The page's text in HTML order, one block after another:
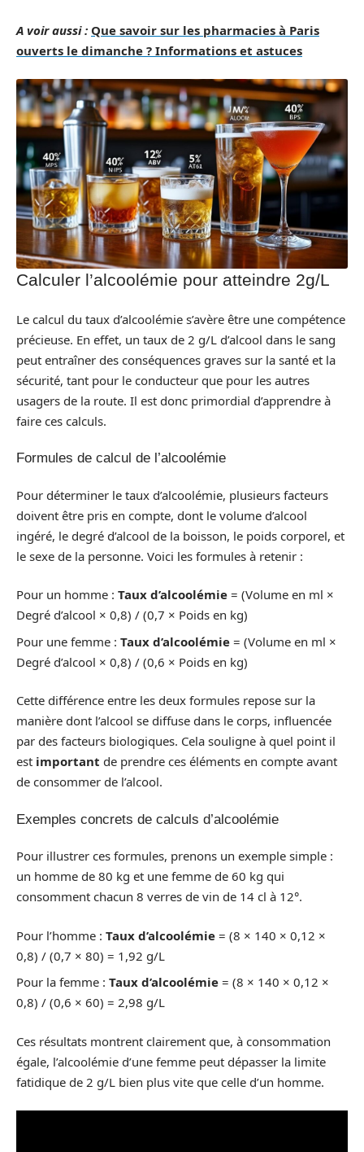
A voir aussi : Que savoir sur les pharmacies à Paris
ouverts le dimanche ? Informations et astuces
Calculer l’alcoolémie pour atteindre 2g/L
Le calcul du taux d’alcoolémie s’avère être une compétence
précieuse. En effet, un taux de 2 g/L d’alcool dans le sang
peut entraîner des conséquences graves sur la santé et la
sécurité, tant pour le conducteur que pour les autres
usagers de la route. Il est donc primordial d’apprendre à
faire ces calculs.
Formules de calcul de l’alcoolémie
Pour déterminer le taux d’alcoolémie, plusieurs facteurs
doivent être pris en compte, dont le volume d’alcool
ingéré, le degré d’alcool de la boisson, le poids corporel, et
le sexe de la personne. Voici les formules à retenir :
Pour un homme : Taux d’alcoolémie = (Volume en ml ×
Degré d’alcool × 0,8) / (0,7 × Poids en kg)
Pour une femme : Taux d’alcoolémie = (Volume en ml ×
Degré d’alcool × 0,8) / (0,6 × Poids en kg)
Cette différence entre les deux formules repose sur la
manière dont l’alcool se diffuse dans le corps, influencée
par des facteurs biologiques. Cela souligne à quel point il
est important de prendre ces éléments en compte avant
de consommer de l’alcool.
Exemples concrets de calculs d’alcoolémie
Pour illustrer ces formules, prenons un exemple simple :
un homme de 80 kg et une femme de 60 kg qui
consomment chacun 8 verres de vin de 14 cl à 12°.
Pour l’homme : Taux d’alcoolémie = (8 × 140 × 0,12 ×
0,8) / (0,7 × 80) = 1,92 g/L
Pour la femme : Taux d’alcoolémie = (8 × 140 × 0,12 ×
0,8) / (0,6 × 60) = 2,98 g/L
Ces résultats montrent clairement que, à consommation
égale, l’alcoolémie d’une femme peut dépasser la limite
fatidique de 2 g/L bien plus vite que celle d’un homme.